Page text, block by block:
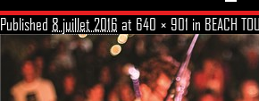
Published 8 juillet 2016 at 640 × 901 in BEACH